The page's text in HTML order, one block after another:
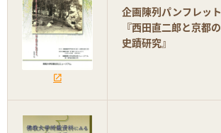
企画陳列パンフレット
『西田直二郎と京都の
史蹟研究』